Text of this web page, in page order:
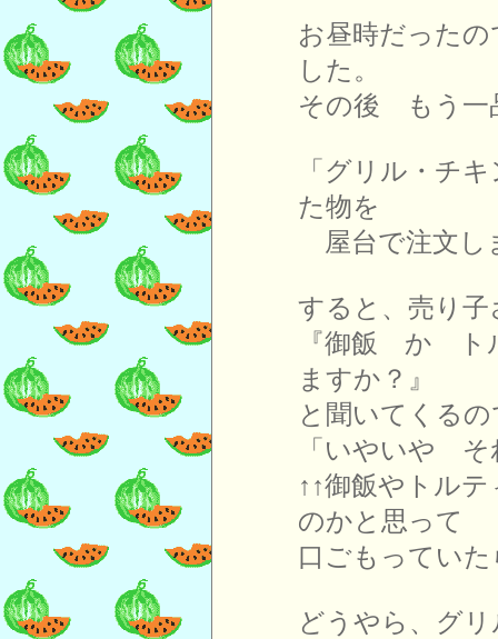
お昼時だった
した。
その後 もう一
「グリル・チ
た物を
屋台で注文し
すると、売り子
『御飯 か ト
ますか？』
と聞いてくる
「いやいや そ
↑↑御飯やトル
のかと思って
口ごもっていた
どうやら、グ